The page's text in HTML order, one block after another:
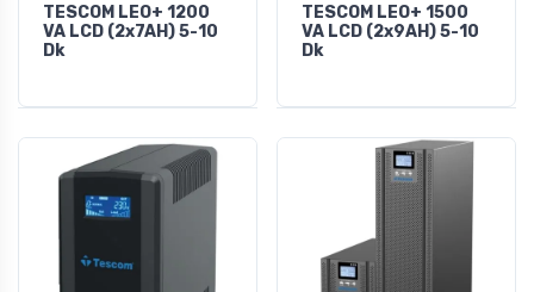
TESCOM LEO+ 1200
VA LCD (2x7AH) 5-10
Dk
TESCOM LEO+ 1500
VA LCD (2x9AH) 5-10
Dk